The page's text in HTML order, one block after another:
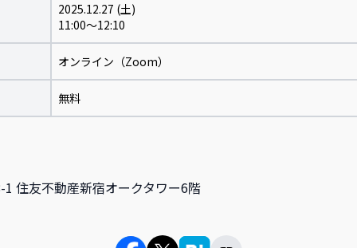
2025.12.27 (土)
11:00～12:10
オンライン（Zoom）
無料
住友不動産新宿オークタワー6階